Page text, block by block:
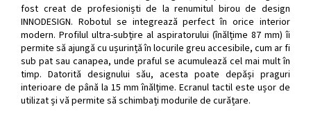
fost creat de profesioniști de la renumitul birou de design
INNODESIGN. Robotul se integrează perfect în orice interior
modern. Profilul ultra-subțire al aspiratorului (înălțime 87 mm) îi
permite să ajungă cu ușurință în locurile greu accesibile, cum ar fi
sub pat sau canapea, unde praful se acumulează cel mai mult în
timp. Datorită designului său, acesta poate depăși praguri
interioare de până la 15 mm înălțime. Ecranul tactil este ușor de
utilizat și vă permite să schimbați modurile de curățare.